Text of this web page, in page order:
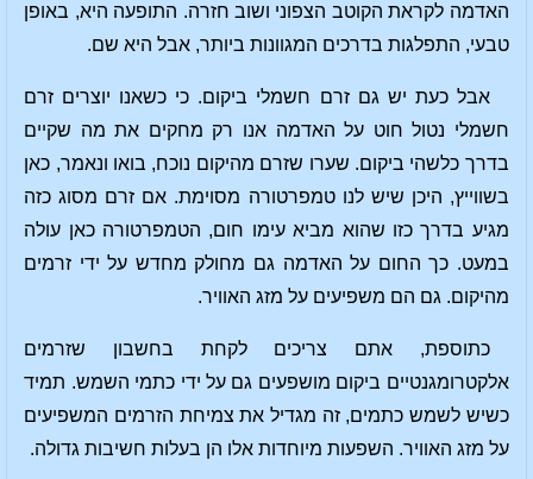
האדמה לקראת הקוטב הצפוני ושוב חזרה. התופעה היא, באופן
טבעי, התפלגות בדרכים המגוונות ביותר, אבל היא שם.
אבל כעת יש גם זרם חשמלי ביקום. כי כשאנו יוצרים זרם
חשמלי נטול חוט על האדמה אנו רק מחקים את מה שקיים
בדרך כלשהי ביקום. שערו שזרם מהיקום נוכח, בואו ונאמר, כאן
בשווייץ, היכן שיש לנו טמפרטורה מסוימת. אם זרם מסוג כזה
מגיע בדרך כזו שהוא מביא עימו חום, הטמפרטורה כאן עולה
במעט. כך החום על האדמה גם מחולק מחדש על ידי זרמים
מהיקום. גם הם משפיעים על מזג האוויר.
כתוספת, אתם צריכים לקחת בחשבון שזרמים
אלקטרומגנטיים ביקום מושפעים גם על ידי כתמי השמש. תמיד
כשיש לשמש כתמים, זה מגדיל את צמיחת הזרמים המשפיעים
על מזג האוויר. השפעות מיוחדות אלו הן בעלות חשיבות גדולה.